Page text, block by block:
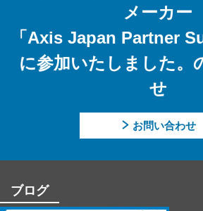
提供頂けない個人情報の種類によっては、
的】に記載した業務ができない場合があり
【個人情報に関するお問合せ先】
に関するお問合せは下記の窓口にお願いし
－個人情報に関するお問合せ先－
〒060-0807 北海道札幌市北区北7条西4丁
TEL：011-299-4416
個人情報保護管理者：管理本部 駒場 諭
メーカー
「Axis Japan Partner
に参加いたしました。
せ
お問い合わせ
ブログ